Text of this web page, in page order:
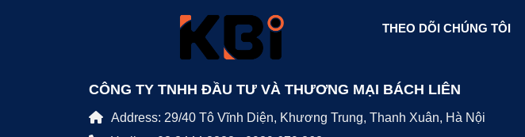
THEO DÕI CHÚNG TÔI
CÔNG TY TNHH ĐẦU TƯ VÀ THƯƠNG MẠI BÁCH LIÊN
Address: 29/40 Tô Vĩnh Diện, Khương Trung, Thanh Xuân, Hà Nội